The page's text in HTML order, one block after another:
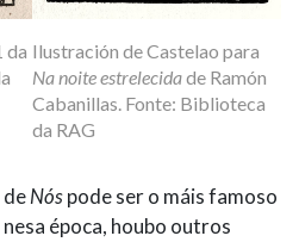
da Ilustración de Castelao para
Na noite estrelecidade Ramón
Cabanillas. Fonte: Biblioteca
da RAG
deNóspode ser o máis famoso
época, houbo outros